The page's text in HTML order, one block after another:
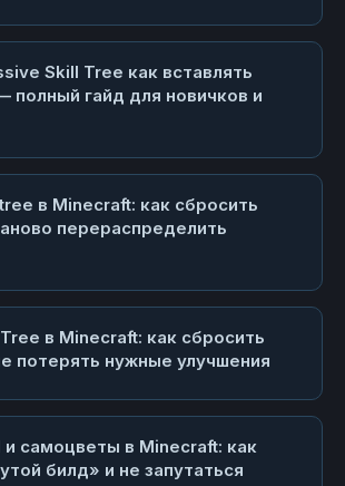
Skill Tree как вставлять
полный гайд для новичков и
в Minecraft: как сбросить
перераспределить
в Minecraft: как сбросить
потерять нужные улучшения
самоцветы в Minecraft: как
билд» и не запутаться